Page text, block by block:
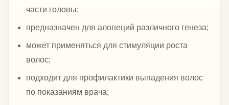
части головы;
предназначен для алопеций различного генеза;
может применяться для стимуляции роста
волос;
подходит для профилактики выпадения волос
по показаниям врача;